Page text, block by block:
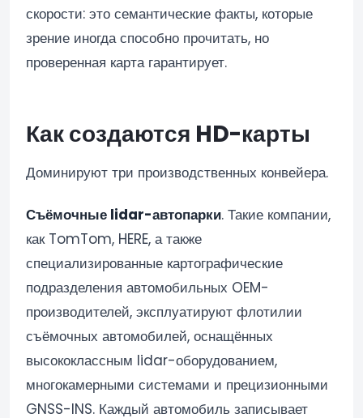
скорости: это семантические факты, которые
зрение иногда способно прочитать, но
проверенная карта гарантирует.
Как создаются HD-карты
Доминируют три производственных конвейера.
Съёмочные lidar-автопарки. Такие компании,
как TomTom, HERE, а также
специализированные картографические
подразделения автомобильных OEM-
производителей, эксплуатируют флотилии
съёмочных автомобилей, оснащённых
высококлассным lidar-оборудованием,
многокамерными системами и прецизионными
GNSS-INS. Каждый автомобиль записывает